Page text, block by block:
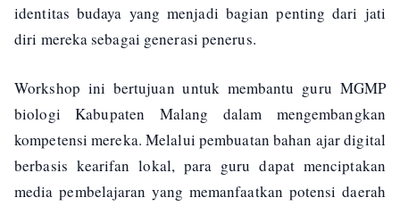
identitas budaya yang menjadi bagian penting dari jati
diri mereka sebagai generasi penerus.
Workshop ini bertujuan untuk membantu guru MGMP
biologi Kabupaten Malang dalam mengembangkan
kompetensi mereka. Melalui pembuatan bahan ajar digital
berbasis kearifan lokal, para guru dapat menciptakan
media pembelajaran yang memanfaatkan potensi daerah